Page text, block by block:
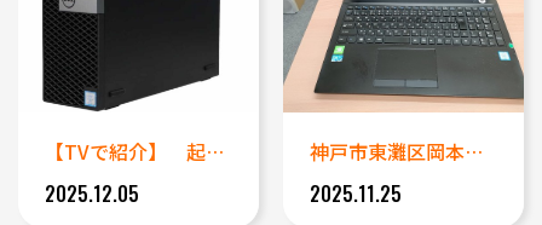
【TVで紹介】 起動できなくな...
2025.12.05
神戸市東灘区岡本エリアデータ復...
2025.11.25